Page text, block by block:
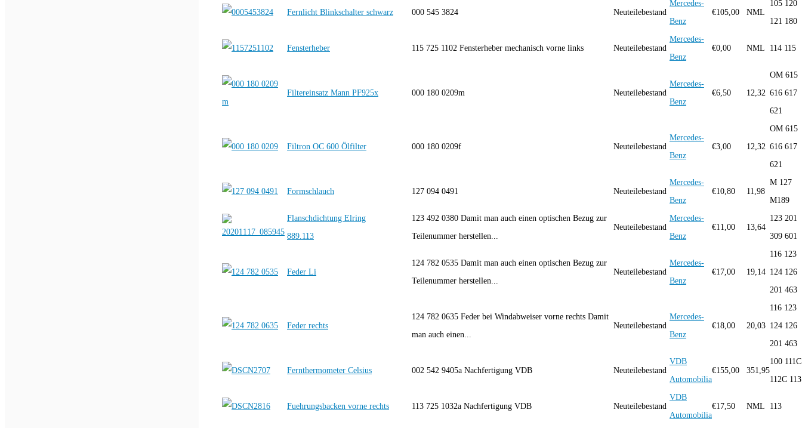
Fernlicht Blinkschalter schwarz 000 545 3824 Neuteilebestand
Mercedes-
Benz
€105,00 NML
105 120
121 180
Fensterheber 115 725 1102 Fensterheber mechanisch vorne links Neuteilebestand
Mercedes-
Benz
€0,00 NML 114 115
Filtereinsatz Mann PF925x 000 180 0209m Neuteilebestand
Mercedes-
Benz
€6,50 12,32
OM 615
616 617
621
Filtron OC 600 Ölfilter 000 180 0209f Neuteilebestand
Mercedes-
Benz
€3,00 12,32
OM 615
616 617
621
Formschlauch 127 094 0491 Neuteilebestand
Mercedes-
Benz
€10,80 11,98
M 127
M189
Flanschdichtung Elring
889.113
123 492 0380 Damit man auch einen optischen Bezug zur
Teilenummer herstellen...
Neuteilebestand
Mercedes-
Benz
€11,00 13,64
123 201
309 601
Feder Li
124 782 0535 Damit man auch einen optischen Bezug zur
Teilenummer herstellen...
Neuteilebestand
Mercedes-
Benz
€17,00 19,14
116 123
124 126
201 463
Feder rechts
124 782 0635 Feder bei Windabweiser vorne rechts Damit
man auch einen...
Neuteilebestand
Mercedes-
Benz
€18,00 20,03
116 123
124 126
201 463
Fernthermometer Celsius 002 542 9405a Nachfertigung VDB Neuteilebestand
VDB
Automobilia
€155,00 351,95
100 111C
112C 113
Fuehrungsbacken vorne rechts 113 725 1032a Nachfertigung VDB Neuteilebestand
VDB
Automobilia
€17,50 NML 113